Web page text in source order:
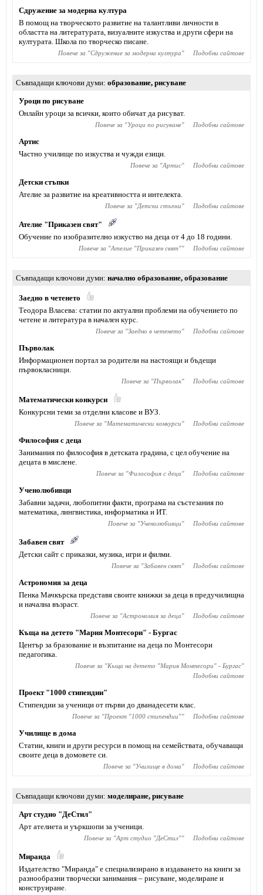
Сдружение за модерна култура
В помощ на творческото развитие на талантливи личности в
областта на литературата, визуалните изкуства и други сфери на
културата. Школа по творческо писане.
Повече за "Сдружение за модерна култура" Подобни сайтове
Съвпадащи ключови думи образование, рисуване
Уроци по рисуване
Онлайн уроци за всички, които обичат да рисуват.
Повече за "Уроци по рисуване" Подобни сайтове
Артис
Частно училище по изкуства и чужди езици.
Повече за "Артис" Подобни сайтове
Детски стъпки
Ателие за развитие на креативността и интелекта.
Повече за "Детски стъпки" Подобни сайтове
Ателие "Приказен свят"
Обучение по изобразително изкуство на деца от 4 до 18 години.
Повече за "Ателие "Приказен свят"" Подобни сайтове
Съвпадащи ключови думи начално образование, образование
Заедно в четенето
Теодора Власева: статии по актуални проблеми на обучението по
четене и литература в начален курс.
Повече за "Заедно в четенето" Подобни сайтове
Първолак
Информационен портал за родители на настоящи и бъдещи
първокласници.
Повече за "Първолак" Подобни сайтове
Математически конкурси
Конкурсни теми за отделни класове и ВУЗ.
Повече за "Математически конкурси" Подобни сайтове
Философия с деца
Занимания по философия в детската градина, с цел обучение на
децата в мислене.
Повече за "Философия с деца" Подобни сайтове
Ученолюбивци
Забавни задачи, любопитни факти, програма на състезания по
математика, лингвистика, информатика и ИТ.
Повече за "Ученолюбивци" Подобни сайтове
Забавен свят
Детски сайт с приказки, музика, игри и филми.
Повече за "Забавен свят" Подобни сайтове
Астрономия за деца
Пенка Мачкърска представя своите книжки за деца в предучилищна
и начална възраст.
Повече за "Астрономия за деца" Подобни сайтове
Къща на детето "Мария Монтесори" - Бургас
Център за бразование и възпитание на деца по Монтесори
педагогика.
Повече за "Къща на детето "Мария Монтесори" - Бургас"
Подобни сайтове
Проект "1000 стипендии"
Стипендии за ученици от първи до дванадесети клас.
Повече за "Проект "1000 стипендии"" Подобни сайтове
Училище в дома
Статии, книги и други ресурси в помощ на семействата, обучаващи
своите деца в домовете си.
Повече за "Училище в дома" Подобни сайтове
Съвпадащи ключови думи моделиране, рисуване
Арт студио "ДеСтил"
Арт ателиета и уъркшопи за ученици.
Повече за "Арт студио "ДеСтил"" Подобни сайтове
Миранда
Издателство "Миранда" е специализирано в издаването на книги за
разнообразни творчески занимания – рисуване, моделиране и
конструиране.